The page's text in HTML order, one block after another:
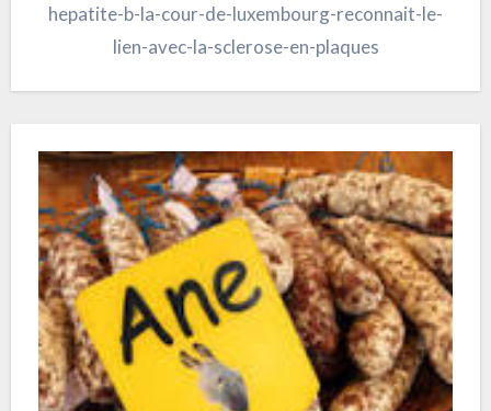
hepatite-b-la-cour-de-luxembourg-reconnait-le-
lien-avec-la-sclerose-en-plaques